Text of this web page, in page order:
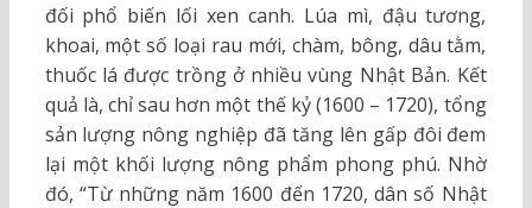
đối phổ biến lối xen canh. Lúa mì, đậu tương,
khoai, một số loại rau mới, chàm, bông, dâu tằm,
thuốc lá được trồng ở nhiều vùng Nhật Bản. Kết
quả là, chỉ sau hơn một thế kỷ (1600 – 1720), tổng
sản lượng nông nghiệp đã tăng lên gấp đôi đem
lại một khối lượng nông phẩm phong phú. Nhờ
đó, “Từ những năm 1600 đến 1720, dân số Nhật